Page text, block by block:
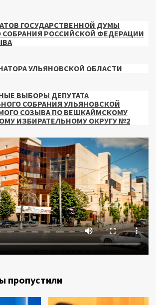
ГОСУДАРСТВЕННОЙ ДУМЫ
СОБРАНИЯ РОССИЙСКОЙ ФЕДЕРАЦИИ
УЛЬЯНОВСКОЙ ОБЛАСТИ
ВЫБОРЫ ДЕПУТАТА
СОБРАНИЯ УЛЬЯНОВСКОЙ
СОЗЫВА ПО ВЕШКАЙМСКОМУ
ИЗБИРАТЕЛЬНОМУ ОКРУГУ №2
пропустили